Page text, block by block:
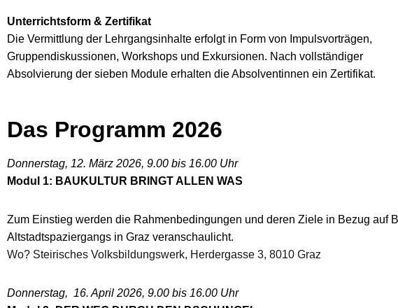
Unterrichtsform & Zertifikat
Die Vermittlung der Lehrgangsinhalte erfolgt in Form von Impulsvorträgen,
Gruppendiskussionen, Workshops und Exkursionen. Nach vollständiger
Absolvierung der sieben Module erhalten die Absolventinnen ein Zertifikat.
Das Programm 2026
Donnerstag, 12. März 2026, 9.00 bis 16.00 Uhr
Modul 1: BAUKULTUR BRINGT ALLEN WAS
Zum Einstieg werden die Rahmenbedingungen und deren Ziele in Bezug auf
Altstadtspaziergangs in Graz veranschaulicht.
Wo? Steirisches Volksbildungswerk, Herdergasse 3, 8010 Graz
Donnerstag, 16. April 2026, 9.00 bis 16.00 Uhr